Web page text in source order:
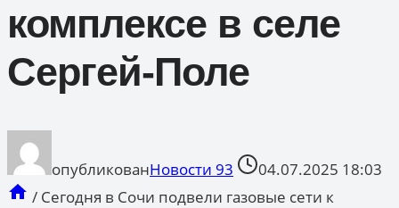
комплексе в селе
Сергей-Поле
опубликованНовости 93
04.07.2025 18:03
/ Сегодня в Сочи подвели газовые сети к